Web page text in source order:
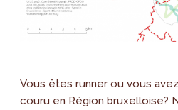
Vous êtes runner ou vous
couru en Région bruxelloise?